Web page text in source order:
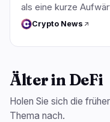
als eine kurze
Crypto News
Älter in DeFi
Holen Sie sich die
Thema nach.